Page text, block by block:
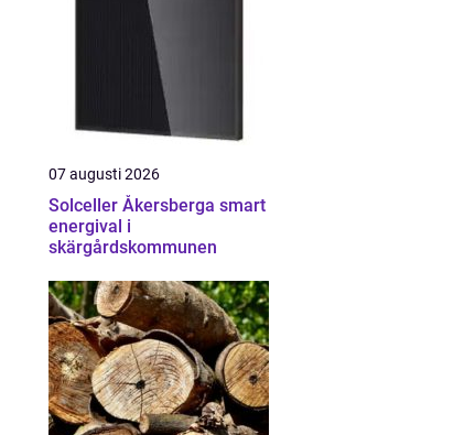
07 augusti 2026
Solceller Åkersberga smart
energival i
skärgårdskommunen